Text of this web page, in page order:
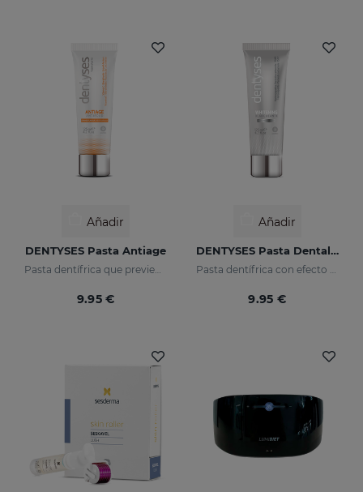
Añadir
DENTYSES Pasta Antiage
9.95 €
Añadir
DENTYSES Pasta Dental Blanqueante
9.95 €